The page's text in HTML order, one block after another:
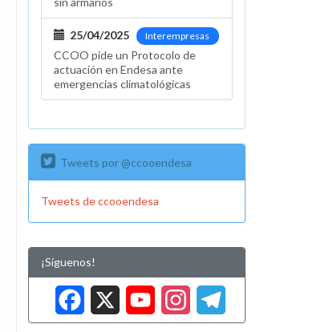
Interempresas
25/04/2025
CCOO pide un Protocolo de
actuación en Endesa ante
emergencias climatológicas
Tweets por @ccooendesa
Tweets de ccooendesa
¡Síguenos!
Facebook
XYouTube